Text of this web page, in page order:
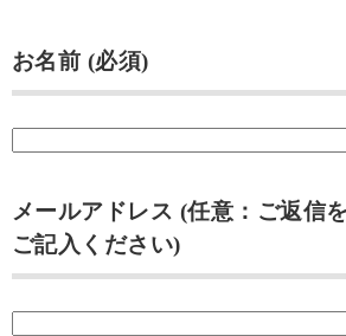
お名前 (必須)
メールアドレス (任意：ご返信
ご記入ください)